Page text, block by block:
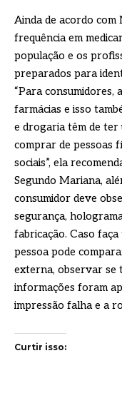
Ainda de acordo com
frequência em
população e os
preparados para
“Para consumidores,
farmácias e isso
e drogaria têm de ter
comprar de pessoas
sociais”, ela
Segundo Mariana,
consumidor deve
segurança,
fabricação. Caso
pessoa pode
externa, observar se
informações foram
impressão falha e a
Curtir isso: